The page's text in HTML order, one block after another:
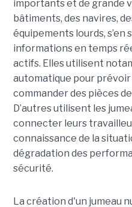
importants et de grande
bâtiments, des navires,
équipements lourds,
informations en temps
actifs. Elles utilisent
automatique pour
commander des pièces
D’autres utilisent les
connecter leurs
connaissance de la
dégradation des
sécurité.
La création d'un jumeau